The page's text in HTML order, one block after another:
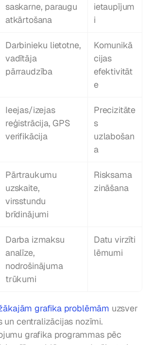
saskarne, paraugu
atkārtošana
ietaupījum
i
Darbinieku lietotne,
vadītāja
pārraudzība
Komunikā
cijas
efektivitāt
e
Ieejas/izejas
reģistrācija, GPS
verifikācija
Precizitāte
s
uzlabošan
a
Pārtraukumu
uzskaite,
virsstundu
brīdinājumi
Risksama
zināšana
Darba izmaksu
analīze,
nodrošinājuma
trūkumi
Datu virzīti
lēmumi
grafika problēmām uzsver
un centralizācijas nozīmi.
grafika programmas pēc